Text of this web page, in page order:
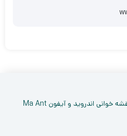
نرم افزار شماتیک و نقشه خوانی اندروید و آیفون Ma Ant